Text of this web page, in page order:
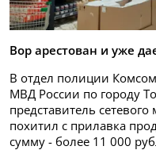
Вор арестован и уже
В отдел полиции
МВД России по городу
представитель
похитил с прилавка
сумму - более 11 000